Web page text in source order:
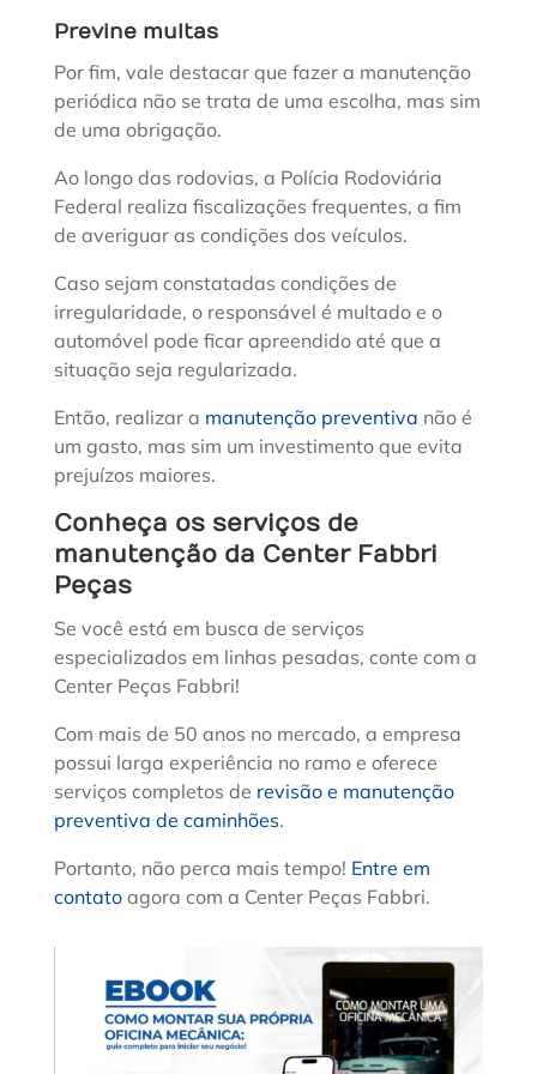
Previne multas
Por fim, vale destacar que fazer a manutenção
periódica não se trata de uma escolha, mas sim
de uma obrigação.
Ao longo das rodovias, a Polícia Rodoviária
Federal realiza fiscalizações frequentes, a fim
de averiguar as condições dos veículos.
Caso sejam constatadas condições de
irregularidade, o responsável é multado e o
automóvel pode ficar apreendido até que a
situação seja regularizada.
Então, realizar a manutenção preventiva não é
um gasto, mas sim um investimento que evita
prejuízos maiores.
Conheça os serviços de
manutenção da Center Fabbri
Peças
Se você está em busca de serviços
especializados em linhas pesadas, conte com a
Center Peças Fabbri!
Com mais de 50 anos no mercado, a empresa
possui larga experiência no ramo e oferece
serviços completos de revisão e manutenção
preventiva de caminhões.
Portanto, não perca mais tempo! Entre em
contatoagora com a Center Peças Fabbri.